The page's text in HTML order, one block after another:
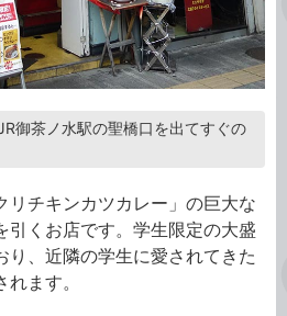
御茶ノ水駅の聖橋口を出てすぐの
リチキンカツカレー」の巨大な
引くお店です。学生限定の大盛
り、近隣の学生に愛されてきた
ます。